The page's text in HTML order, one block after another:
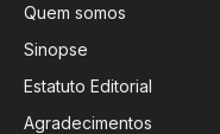
Quem somos
Sinopse
Estatuto Editorial
Agradecimentos